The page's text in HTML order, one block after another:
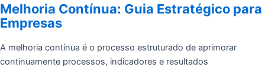
Melhoria Contínua: Guia Estratégico para
Empresas
A melhoria contínua é o processo estruturado de aprimorar
continuamente processos, indicadores e resultados